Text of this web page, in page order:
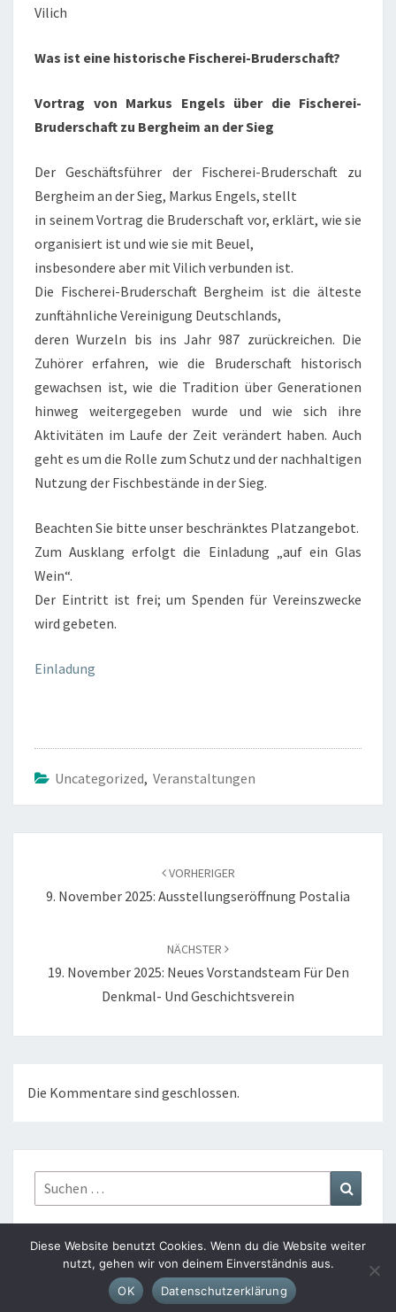
R
O
F
O
L
L
E
G
W
A
S
I
S
T
E
I
N
T
E
F
C
H
R
E
I
U
C
A
F
T
Vilich
Was ist eine historische Fischerei-Bruderschaft?
Vortrag von Markus Engels über die Fischerei-
Bruderschaft zu Bergheim an der Sieg
Der Geschäftsführer der Fischerei-Bruderschaft zu
Bergheim an der Sieg, Markus Engels, stellt
in seinem Vortrag die Bruderschaft vor, erklärt, wie sie
organisiert ist und wie sie mit Beuel,
insbesondere aber mit Vilich verbunden ist.
Die Fischerei-Bruderschaft Bergheim ist die älteste
zunftähnliche Vereinigung Deutschlands,
deren Wurzeln bis ins Jahr 987 zurückreichen. Die
Zuhörer erfahren, wie die Bruderschaft historisch
gewachsen ist, wie die Tradition über Generationen
hinweg weitergegeben wurde und wie sich ihre
Aktivitäten im Laufe der Zeit verändert haben. Auch
geht es um die Rolle zum Schutz und der nachhaltigen
Nutzung der Fischbestände in der Sieg.
Beachten Sie bitte unser beschränktes Platzangebot.
Zum Ausklang erfolgt die Einladung „auf ein Glas
Wein“.
Der Eintritt ist frei; um Spenden für Vereinszwecke
wird gebeten.
Einladung
Uncategorized, Veranstaltungen
VORHERIGER
9. November 2025: Ausstellungseröffnung Postalia
NÄCHSTER
19. November 2025: Neues Vorstandsteam Für Den
Denkmal- Und Geschichtsverein
Die Kommentare sind geschlossen.
Suchen
nach:
Stolz präsentiert vonWordPress |Theme: Nisarg
Diese Website benutzt Cookies. Wenn du die Website weiter
nutzt, gehen wir von deinem Einverständnis aus.
OK
Datenschutzerklärung